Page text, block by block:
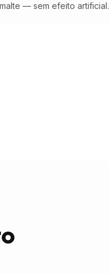
— sem efeito artificial.